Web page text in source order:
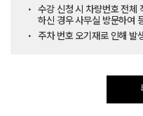
수강 신청 시 차량번호 전
하신 경우 사무실 방문하여
주차 번호 오기재로 인해 발